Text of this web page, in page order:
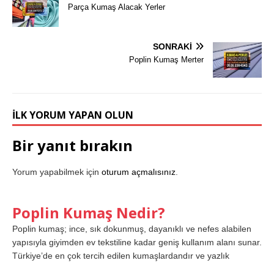
Parça Kumaş Alacak Yerler
SONRAKI
Poplin Kumaş Merter
İLK YORUM YAPAN OLUN
Bir yanıt bırakın
Yorum yapabilmek için oturum açmalısınız
Poplin Kumaş Nedir?
Poplin kumaş; ince, sık dokunmuş, dayanıklı ve nefes alabilen
yapısıyla giyimden ev tekstiline kadar geniş kullanım alanı sunar.
Türkiye’de en çok tercih edilen kumaşlardandır ve yazlık